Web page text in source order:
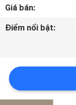
HƯỚNG
DẪN
VỀ
CHÚNG
Giá bán:
Điểm nổi bật: